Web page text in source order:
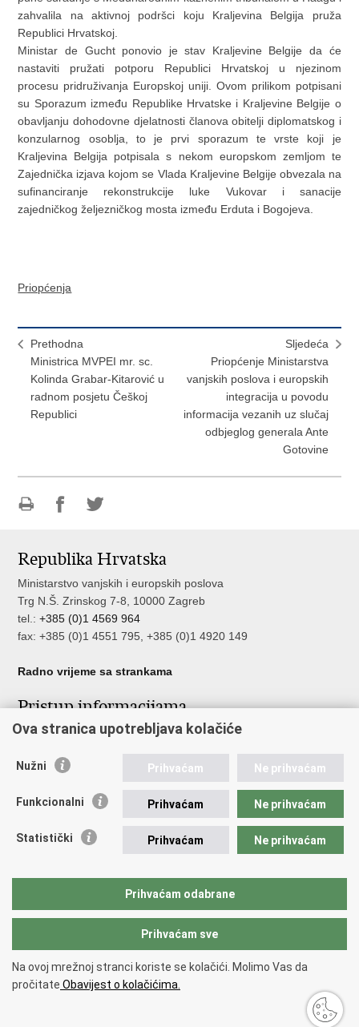
zahvalila na aktivnoj podršci koju Kraljevina Belgija pruža
Republici Hrvatskoj.
Ministar de Gucht ponovio je stav Kraljevine Belgije da će
nastaviti pružati potporu Republici Hrvatskoj u njezinom
procesu pridruživanja Europskoj uniji. Ovom prilikom potpisani
su Sporazum između Republike Hrvatske i Kraljevine Belgije o
obavljanju dohodovne djelatnosti članova obitelji diplomatskog i
konzularnog osoblja, to je prvi sporazum te vrste koji je
Kraljevina Belgija potpisala s nekom europskom zemljom te
Zajednička izjava kojom se Vlada Kraljevine Belgije obvezala na
sufinanciranje rekonstrukcije luke Vukovar i sanacije
zajedničkog željezničkog mosta između Erduta i Bogojeva.
Priopćenja
Prethodna
Ministrica MVPEI mr. sc.
Kolinda Grabar-Kitarović u
radnom posjetu Češkoj
Republici
Sljedeća
Priopćenje Ministarstva
vanjskih poslova i europskih
integracija u povodu
informacija vezanih uz slučaj
odbjeglog generala Ante
Gotovine
Facebooku
Twitteru
Republika Hrvatska
Ministarstvo vanjskih i europskih poslova
Trg N.Š. Zrinskog 7-8, 10000 Zagreb
tel.:+385 (0)1 4569 964
fax: +385 (0)1 4551 795, +385 (0)1 4920 149
Radno vrijeme sa strankama
Pristup informacijama
Pristup informacijama
Nepravilnosti
Javna nabava u MVEP-u
Nadzor rada i unutarnja revizija službe vanjskih poslova
Copyright © 2026 Ministarstvo vanjskih i europskih poslova.
korištenja.Izjava o pristupačnosti.
Ova stranica upotrebljava kolačiće
Nužni Prihvaćam Ne prihvaćam
Funkcionalni Prihvaćam Ne prihvaćam
Statistički Prihvaćam Ne prihvaćam
Prihvaćam odabrane
Prihvaćam sve
Na ovoj mrežnoj stranci koriste se kolačići. Molimo Vas da
pročitate Obavijest o kolačićima.